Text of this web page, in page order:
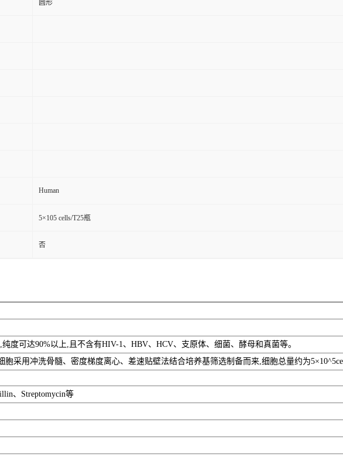
圆形
Human
5×105 cells/T25瓶
否
度可达90%以上,且不含有HIV-1、HBV、HCV、支原体、细菌、酵母和真菌等。
胞采用冲洗骨髓、密度梯度离心、差速贴壁法结合培养基筛选制备而来,细胞总量约为
、Streptomycin等